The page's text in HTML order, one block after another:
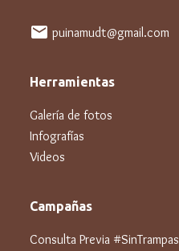
mail puinamudt@gmail.com
Herramientas
Galería de fotos
Infografías
Videos
Campañas
Consulta Previa #SinTrampas